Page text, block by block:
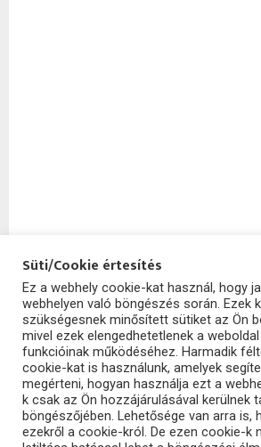
Süti/Cookie értesítés
Ez a webhely cookie-kat használ, hogy
webhelyen való böngészés során. Ezek
szükségesnek minősített sütiket az Ön
mivel ezek elengedhetetlenek a
funkcióinak működéséhez. Harmadik
cookie-kat is használunk, amelyek
megérteni, hogyan használja ezt a
k csak az Ön hozzájárulásával kerülnek
böngészőjében. Lehetősége van arra is,
ezekről a cookie-król. De ezen cookie-k